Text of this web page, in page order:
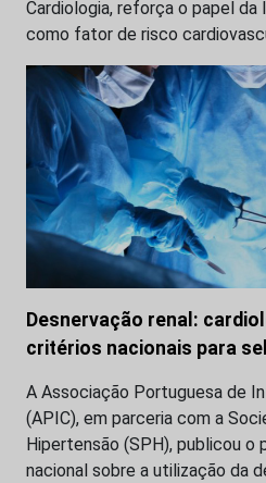
Cardiologia, reforça o papel da
como fator de risco
Desnervação renal:
critérios nacionais para
A Associação Portuguesa de
(APIC), em parceria com a
Hipertensão (SPH), publicou o
nacional sobre a utilização da